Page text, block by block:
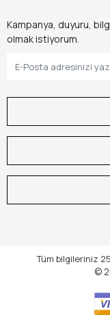
Kampanya, duyuru,
olmak istiyorum.
Tüm bilgileriniz
©